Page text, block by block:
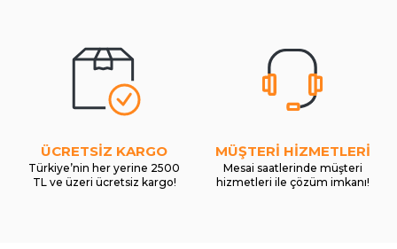
ÜCRETSİZ KARGO
Türkiye’nin her yerine 2500
TL ve üzeri ücretsiz kargo!
MÜŞTERİ HİZMETLERİ
Mesai saatlerinde müşteri
hizmetleri ile çözüm imkanı!